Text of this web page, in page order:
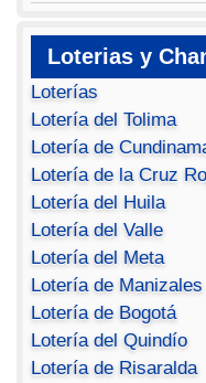
Loterias y
Loterías
Lotería del Tolima
Lotería de
Lotería de la Cruz
Lotería del Huila
Lotería del Valle
Lotería del Meta
Lotería de Manizales
Lotería de Bogotá
Lotería del Quindío
Lotería de Risaralda